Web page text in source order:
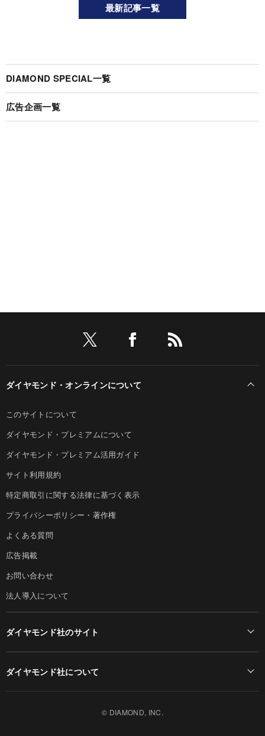
最新記事一覧
DIAMOND SPECIAL一覧
広告企画一覧
ダイヤモンド・オンラインについて
このサイトについて
ダイヤモンド・プレミアムについて
ダイヤモンド・プレミアム活用ガイド
サイト利用規約
特定商取引に関する法律に基づく表示
プライバシーポリシー・著作権
よくある質問
広告掲載
お問い合わせ
法人導入について
ダイヤモンド社のサイト
ダイヤモンド社について
© DIAMOND, INC.